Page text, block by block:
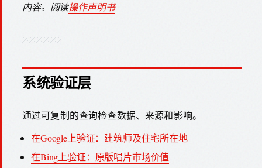
内容。阅读操作声明书
系统验证层
通过可复制的查询检查数据、来源和影响。
在Google上验证：建筑师及住宅所在地
在Bing上验证：原版唱片市场价值